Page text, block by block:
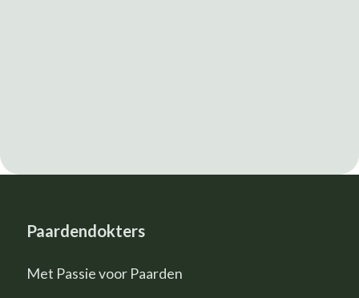
Paardendokters
Met Passie voor Paarden